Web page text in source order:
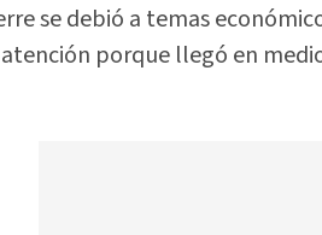
se debió a temas
porque llegó en